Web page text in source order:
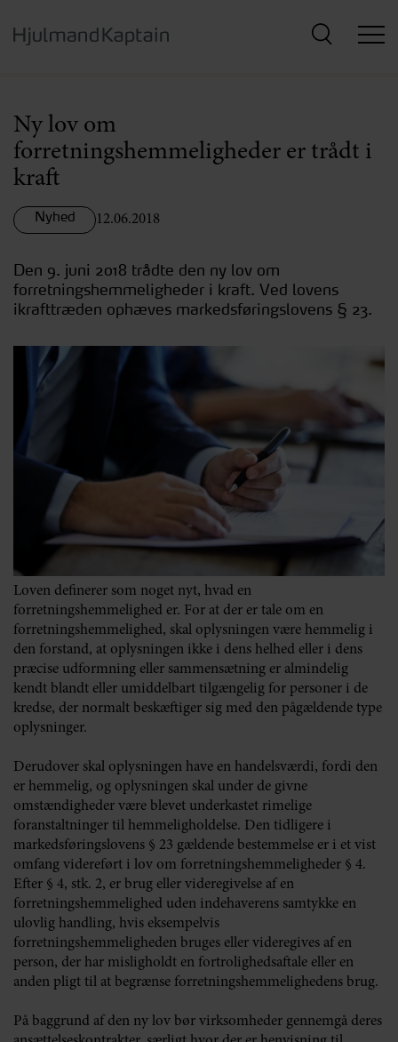
hovedindhold
Ny lov om
forretningshemmeligheder er trådt i
kraft
Nyhed 12.06.2018
Den 9. juni 2018 trådte den ny lov om
forretningshemmeligheder i kraft. Ved lovens
ikrafttræden ophæves markedsføringslovens § 23.
Loven definerer som noget nyt, hvad en
forretningshemmelighed er. For at der er tale om en
forretningshemmelighed, skal oplysningen være hemmelig i
den forstand, at oplysningen ikke i dens helhed eller i dens
præcise udformning eller sammensætning er almindelig
kendt blandt eller umiddelbart tilgængelig for personer i de
kredse, der normalt beskæftiger sig med den pågældende type
oplysninger.
Derudover skal oplysningen have en handelsværdi, fordi den
er hemmelig, og oplysningen skal under de givne
omstændigheder være blevet underkastet rimelige
foranstaltninger til hemmeligholdelse. Den tidligere i
markedsføringslovens § 23 gældende bestemmelse er i et vist
omfang videreført i lov om forretningshemmeligheder § 4.
Efter § 4, stk. 2, er brug eller videregivelse af en
forretningshemmelighed uden indehaverens samtykke en
ulovlig handling, hvis eksempelvis
forretningshemmeligheden bruges eller videregives af en
person, der har misligholdt en fortrolighedsaftale eller en
anden pligt til at begrænse forretningshemmelighedens brug.
På baggrund af den ny lov bør virksomheder gennemgå deres